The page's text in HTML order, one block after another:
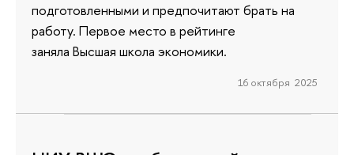
подготовленными и предпочитают брать на
работу. Первое место в рейтинге
заняла Высшая школа экономики.
16 октября 2025